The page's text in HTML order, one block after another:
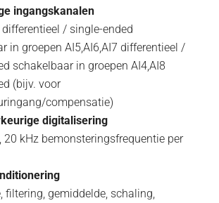
ingangskanalen
differentieel / single-ended
in groepen AI5,AI6,AI7 differentieel /
schakelbaar in groepen AI4,AI8
(bijv. voor
compensatie)
digitalisering
20 kHz bemonsteringsfrequentie per
filtering, gemiddelde, schaling,